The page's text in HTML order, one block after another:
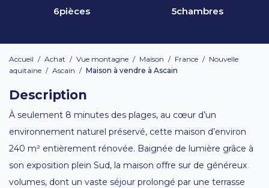
6pièces 5chambres
Accueil / Achat / Vue montagne / Maison / France / Nouvelle
aquitaine / Ascain / Maison à vendre à Ascain
Description
À seulement 8 minutes des plages, au cœur d’un
environnement naturel préservé, cette maison d’environ
240 m² entièrement rénovée. Baignée de lumière grâce à
son exposition plein Sud, la maison offre sur de généreux
volumes, dont un vaste séjour prolongé par une terrasse